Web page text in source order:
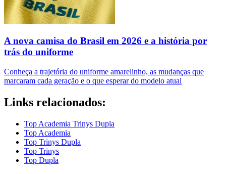
A nova camisa do Brasil em 2026 e a história por
trás do uniforme
Conheça a trajetória do uniforme amarelinho, as mudanças que
marcaram cada geração e o que esperar do modelo atual
Links relacionados:
Top Academia Trinys Dupla
Top Academia
Top Trinys Dupla
Top Trinys
Top Dupla